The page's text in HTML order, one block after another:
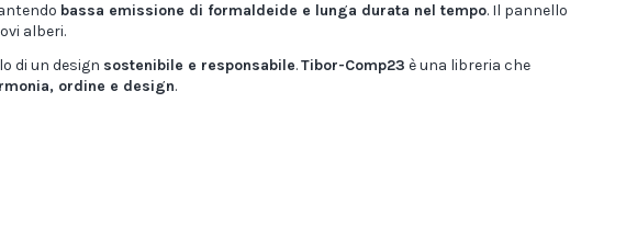
bassa emissione di formaldeide e lunga durata nel tempo. Il pannello
alberi.
di un design sostenibile e responsabile.Tibor-Comp23 è una libreria che
ordine e design.